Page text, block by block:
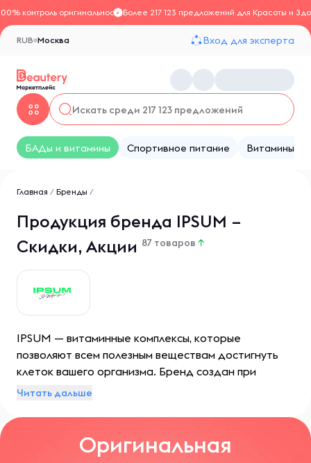
контроль оригинальностиБолее 217 123 предложений для Красоты и
Москва
RUB Вход для эксперта
БАДы и витамины Спортивное питание Витамины
Главная / Бренды /
Продукция бренда IPSUM –
Скидки, Акции 87 товаров ↑
IPSUM — витаминные комплексы, которые
позволяют всем полезным веществам достигнуть
клеток вашего организма. Бренд создан при
участии международной компании «Акванова» —
ведущих мировых поставщиков.
Читать дальше
Оригинальная